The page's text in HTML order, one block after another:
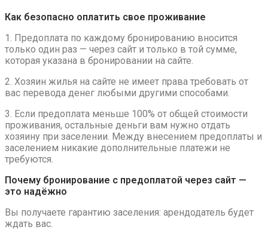
Как безопасно оплатить свое проживание
1. Предоплата по каждому бронированию вносится
только один раз — через сайт и только в той сумме,
которая указана в бронировании на сайте.
2. Хозяин жилья на сайте не имеет права требовать от
вас перевода денег любыми другими способами.
3. Если предоплата меньше 100% от общей стоимости
проживания, остальные деньги вам нужно отдать
хозяину при заселении. Между внесением предоплаты и
заселением никакие дополнительные платежи не
требуются.
Почему бронирование с предоплатой через сайт —
это надёжно
Вы получаете гарантию заселения: арендодатель будет
ждать вас.